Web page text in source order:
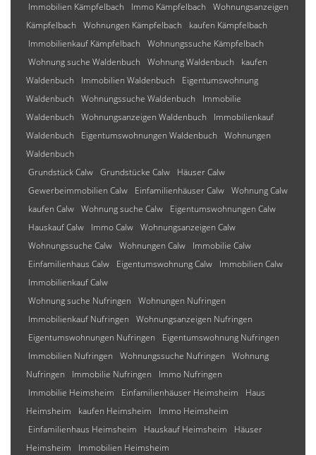
Immobilien Kämpfelbach
Immo Kämpfelbach
Wohnungsanzeigen
Kämpfelbach
Wohnungen Kämpfelbach
kaufen Kämpfelbach
Immobilienkauf Kämpfelbach
Wohnungssuche Kämpfelbach
Wohnung suche Waldenbuch
Wohnung Waldenbuch
kaufen
Waldenbuch
Immobilien Waldenbuch
Eigentumswohnung
Waldenbuch
Wohnungssuche Waldenbuch
Immobilie
Waldenbuch
Wohnungsanzeigen Waldenbuch
Immobilienkauf
Waldenbuch
Eigentumswohnungen Waldenbuch
Wohnungen
Waldenbuch
Grundstück Calw Grundstücke Calw
Häuser Calw
Gewerbeimmobilien Calw
Einfamilienhäuser Calw Wohnung Calw
kaufen Calw Wohnung suche Calw
Eigentumswohnungen Calw
Hauskauf Calw
Immo Calw Wohnungsanzeigen Calw
Wohnungssuche Calw Wohnungen Calw
Immobilie Calw
Einfamilienhaus Calw
Eigentumswohnung Calw
Immobilien Calw
Immobilienkauf Calw
Wohnung suche Nufringen
Wohnungen Nufringen
Immobilienkauf Nufringen
Wohnungsanzeigen Nufringen
Eigentumswohnungen Nufringen
Eigentumswohnung Nufringen
Immobilien Nufringen
Wohnungssuche Nufringen
Wohnung
Nufringen
Immobilie Nufringen
Immo Nufringen
Immobilie Heimsheim
Einfamilienhäuser Heimsheim
Haus
Heimsheim
kaufen Heimsheim
Immo Heimsheim
Einfamilienhaus Heimsheim
Hauskauf Heimsheim
Häuser
Heimsheim
Immobilien Heimsheim